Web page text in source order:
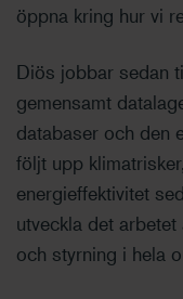
öppna kring hur vi
Diös jobbar sedan
gemensamt
databaser och den
följt upp
energieffektivitet
utveckla det
och styrning i hela